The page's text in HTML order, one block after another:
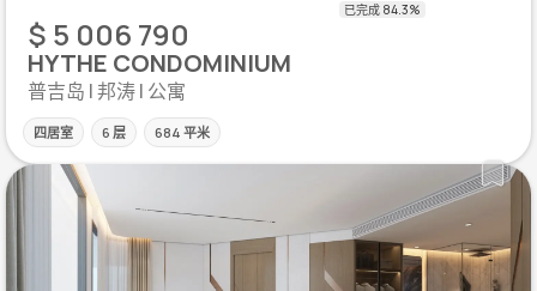
$ 5 006 790
HYTHE CONDOMINIUM
普吉岛 | 邦涛 | 公寓
四居室 6 层 684 平米